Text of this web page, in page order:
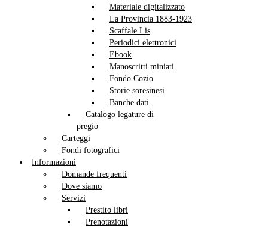
Materiale digitalizzato
La Provincia 1883-1923
Scaffale Lis
Periodici elettronici
Ebook
Manoscritti miniati
Fondo Cozio
Storie soresinesi
Banche dati
Catalogo legature di
pregio
Carteggi
Fondi fotografici
Informazioni
Domande frequenti
Dove siamo
Servizi
Prestito libri
Prenotazioni